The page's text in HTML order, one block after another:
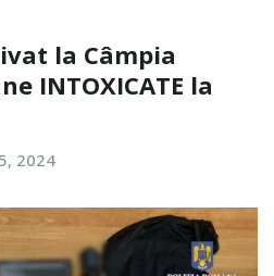
la Câmpia
INTOXICATE la
2024